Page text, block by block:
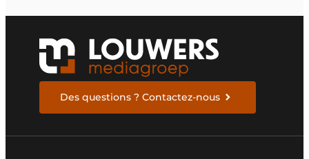
Des questions ? Contactez-nous